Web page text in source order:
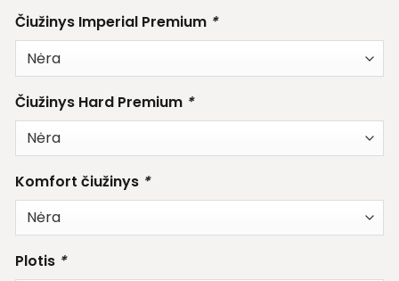
Čiužinys Imperial Premium *
Čiužinys Hard Premium *
Komfort čiužinys *
Plotis *